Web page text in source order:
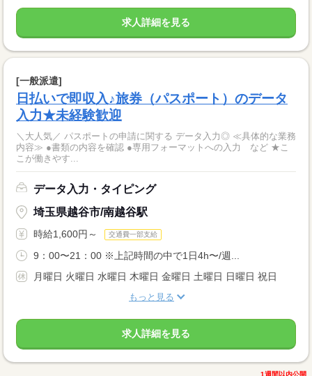
求人詳細を見る
[一般派遣]
日払いで即収入♪旅券（パスポート）のデータ
入力★未経験歓迎
＼大人気／ パスポートの申請に関する データ入力◎ ≪具体的な業務
内容≫ ●書類の内容を確認 ●専用フォーマットへの入力 など ★こ
こが働きやす...
データ入力・タイピング
埼玉県越谷市/南越谷駅
時給1,600円～ 交通費一部支給
9：00〜21：00 ※上記時間の中で1日4h〜/週...
月曜日 火曜日 水曜日 木曜日 金曜日 土曜日 日曜日 祝日
もっと見る
求人詳細を見る
1週間以内公開